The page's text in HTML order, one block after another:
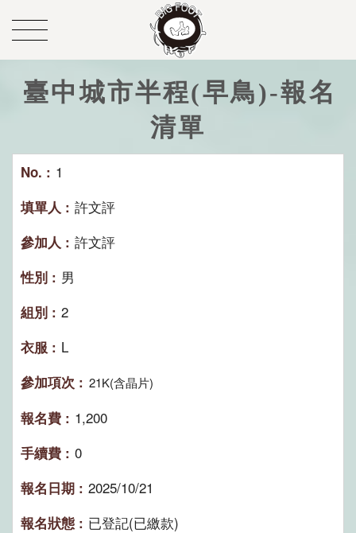
臺中城市半程(早鳥)-報名
清單
1
許文評
許文評
男
2
L
21K(含晶片)
1,200
0
2025/10/21
已登記(已繳款)